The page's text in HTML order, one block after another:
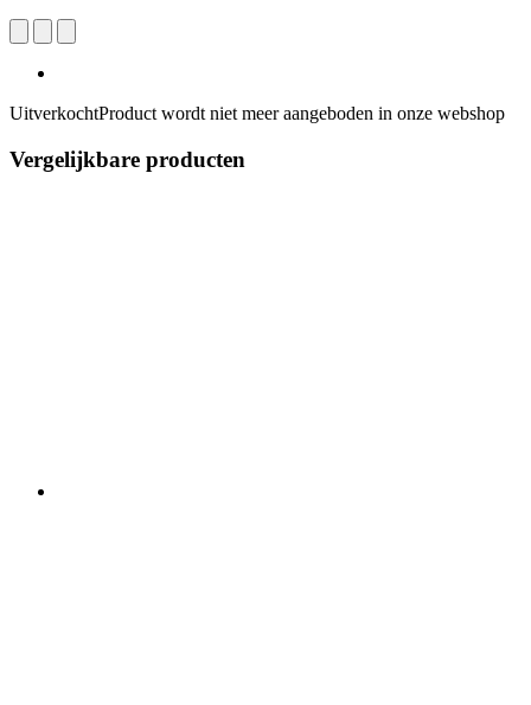
UitverkochtProduct wordt niet meer aangeboden in onze webshop
Vergelijkbare producten